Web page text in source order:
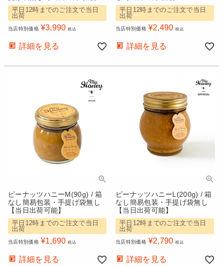
平日12時までのご注文で当日
出荷
当店特別価格 ¥3,990 税込
詳細を見る
平日12時までのご注文で当日
出荷
当店特別価格 ¥2,490 税込
詳細を見る
ピーナッツハニーM(90g) / 箱
なし簡易包装・手提げ袋無し
【当日出荷可能】
平日12時までのご注文で当日
出荷
当店特別価格 ¥1,690 税込
詳細を見る
ピーナッツハニーL(200g) / 箱
なし簡易包装・手提げ袋無し
【当日出荷可能】
平日12時までのご注文で当日
出荷
当店特別価格 ¥2,790 税込
詳細を見る